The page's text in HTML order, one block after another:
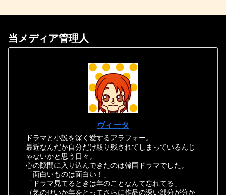
当メディア管理人
ヴィータ
ドラマと小説を深く愛するアラフォー。
最近なんだか自分だけ取り残されてしまっているんじ
ゃないかと思う日々。
心の隙間に入り込んできたのは韓国ドラマでした。
「面白いものは面白い！」
「ドラマ見てるときは年のことなんて忘れてる」
（気のせいか年をとってさらに作品の深い部分が分か